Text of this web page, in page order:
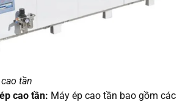
tần
cao tần: Máy ép cao tần bao gồm các